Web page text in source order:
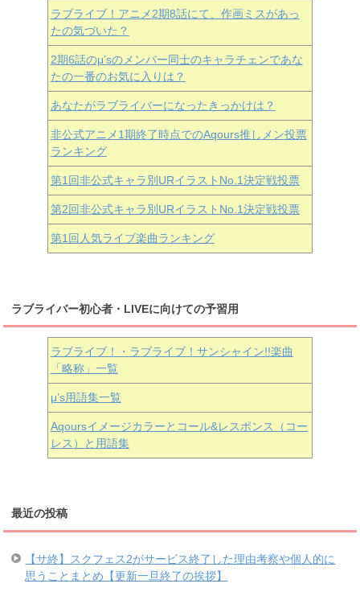
ラブライブ！アニメ2期8話にて、作画ミスがあっ
たの気づいた？
2期6話のμ’sのメンバー同士のキャラチェンであな
たの一番のお気に入りは？
あなたがラブライバーになったきっかけは？
非公式アニメ1期終了時点でのAqours推しメン投票
ランキング
第1回非公式キャラ別URイラストNo.1決定戦投票
第2回非公式キャラ別URイラストNo.1決定戦投票
第1回人気ライブ楽曲ランキング
ラブライバー初心者・LIVEに向けての予習用
ラブライブ！・ラブライブ！サンシャイン!!楽曲
「略称」一覧
μ’s用語集一覧
Aqoursイメージカラーとコール&レスポンス（コー
レス）と用語集
最近の投稿
【サ終】スクフェス2がサービス終了した理由考察や個人的に
思うことまとめ【更新一旦終了の挨拶】